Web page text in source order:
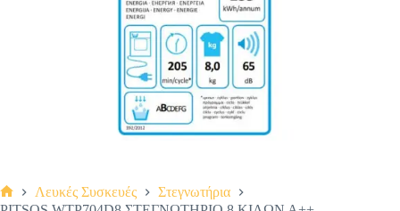
Αρχική
Λευκές Συσκευές
Στεγνωτήρια